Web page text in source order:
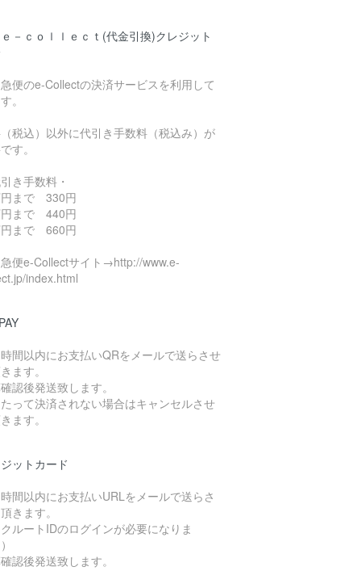
－ｃｏｌｌｅｃｔ(代金引換)クレジット
便のe-Collectの決済サービスを利用して
。
税込）以外に代引き手数料（税込み）が
す。
引き手数料・
まで 330円
円まで 440円
まで 660円
便e-Collectサイト→http://www.e-
index.html
間以内にお支払いQRをメールで送らさせ
ます。
認後発送致します。
って決済されない場合はキャンセルさせ
ます。
ットカード
間以内にお支払いURLをメールで送らさ
きます。
クルートIDのログインが必要になりま
認後発送致します。